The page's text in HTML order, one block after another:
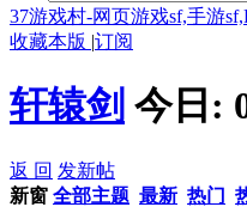
37游戏村-网页游戏sf,手游
收藏本版 |订阅
轩辕剑 今日:
返 回 发新帖
新窗 全部主题 最新 热门